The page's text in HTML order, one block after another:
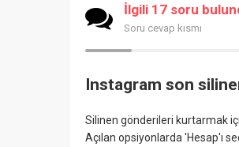
İlgili 17 soru
Soru cevap kısmı
Instagram son
Silinen gönderileri kurtarmak
Açılan opsiyonlarda 'Hesap'ı